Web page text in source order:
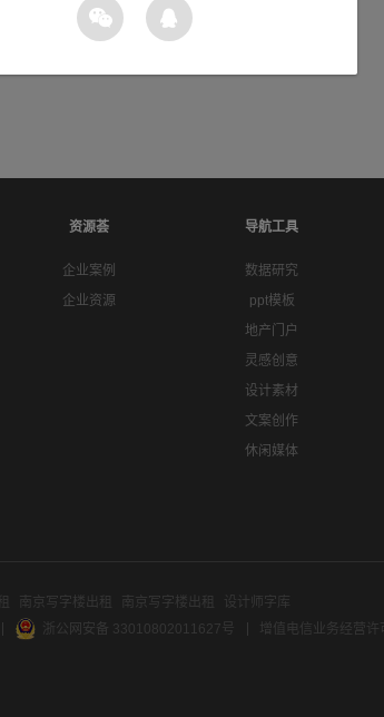
资源荟
企业案例
企业资源
导航工具
数据研究
ppt模板
地产门户
灵感创意
设计素材
文案创作
休闲媒体
南京写字楼出租 南京写字楼出租
设计师字库
浙公网安备 33010802011627号 增值电信业务经营